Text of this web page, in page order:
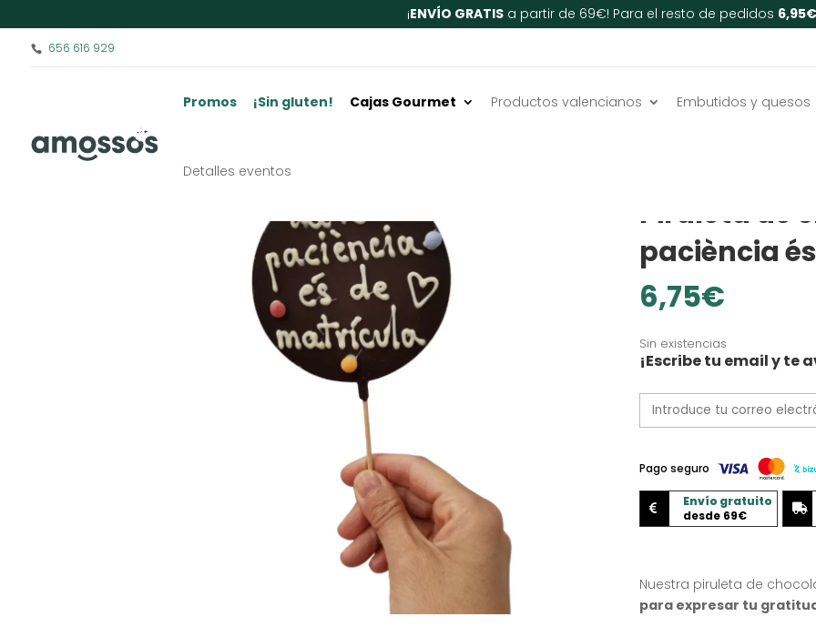
¡ENVÍO GRATIS a partir de 69€! Para el resto de pedidos 6,95€
656 616 929
Promos ¡Sin gluten! Cajas Gourmet Productos valencianos Embutidos y quesos
Detalles eventos
Piruleta de
paciència
6,75€
Sin existencias
¡Escribe tu email y te
Pago seguro

Envío gratuito
desde 69€

Nuestra piruleta de
para expresar tu